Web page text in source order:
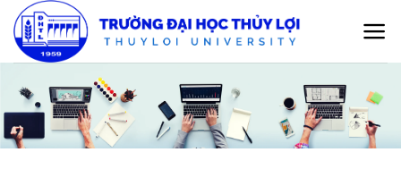
qua
nội